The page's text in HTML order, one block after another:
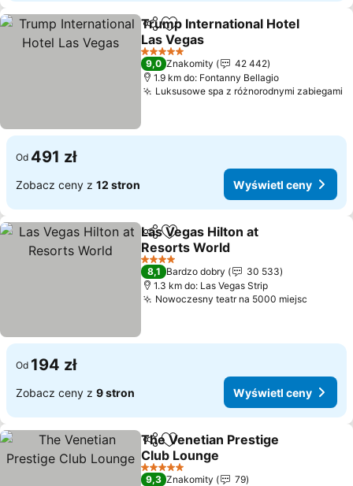
Udostępnij
Dodaj do ulubionych
Trump International Hotel
Las Vegas
Wyświetl ceny
5 Kategoria
9,0 Znakomity
42 442
1.9 km do: Fontanny Bellagio
Luksusowe spa z różnorodnymi zabiegami
Od 491 zł
Zobacz ceny z 12 stron Wyświetl ceny
Udostępnij
Dodaj do ulubionych
Las Vegas Hilton at
Resorts World
Wyświetl ceny
4 Kategoria
8,1 Bardzo dobry
30 533
1.3 km do: Las Vegas Strip
Nowoczesny teatr na 5000 miejsc
Od 194 zł
Zobacz ceny z 9 stron Wyświetl ceny
Udostępnij
Dodaj do ulubionych
The Venetian Prestige
Club Lounge
Wyświetl ceny
5 Kategoria
9,3 Znakomity
79